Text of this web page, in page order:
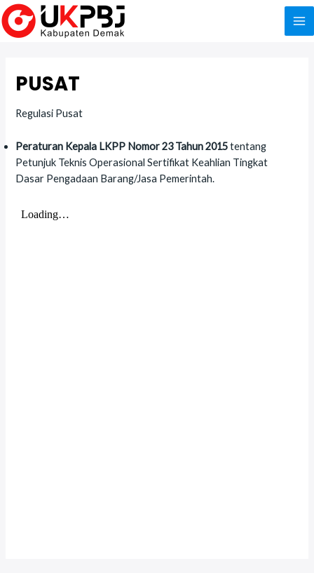
Skip
to
content
PUSAT
Regulasi Pusat
Peraturan Kepala LKPP Nomor 23 Tahun 2015tentang
Petunjuk Teknis Operasional Sertifikat Keahlian Tingkat
Dasar Pengadaan Barang/Jasa Pemerintah.